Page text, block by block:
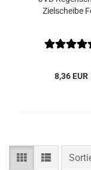
Zielscheibe
8,36 EUR